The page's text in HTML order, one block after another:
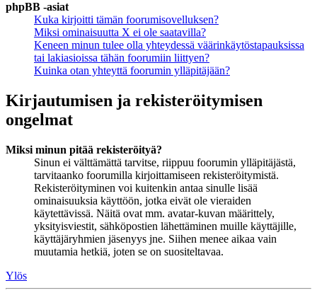
phpBB -asiat
Kuka kirjoitti tämän foorumisovelluksen?
Miksi ominaisuutta X ei ole saatavilla?
Keneen minun tulee olla yhteydessä väärinkäytöstapauksissa
tai lakiasioissa tähän foorumiin liittyen?
Kuinka otan yhteyttä foorumin ylläpitäjään?
Kirjautumisen ja rekisteröitymisen
ongelmat
Miksi minun pitää rekisteröityä?
Sinun ei välttämättä tarvitse, riippuu foorumin ylläpitäjästä,
tarvitaanko foorumilla kirjoittamiseen rekisteröitymistä.
Rekisteröityminen voi kuitenkin antaa sinulle lisää
ominaisuuksia käyttöön, jotka eivät ole vieraiden
käytettävissä. Näitä ovat mm. avatar-kuvan määrittely,
yksityisviestit, sähköpostien lähettäminen muille käyttäjille,
käyttäjäryhmien jäsenyys jne. Siihen menee aikaa vain
muutamia hetkiä, joten se on suositeltavaa.
Ylös